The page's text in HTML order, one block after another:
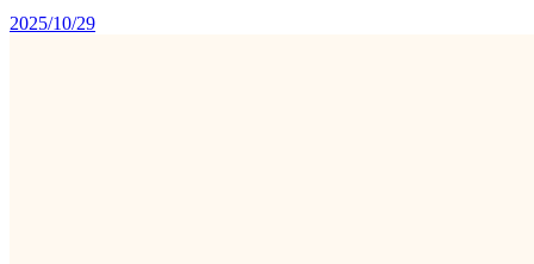
2025/10/29